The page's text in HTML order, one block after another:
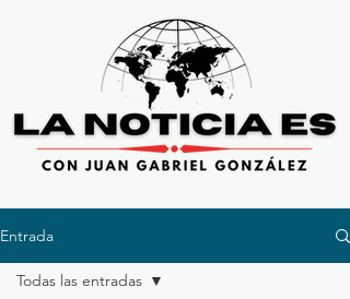
Entrada
Todas las entradas